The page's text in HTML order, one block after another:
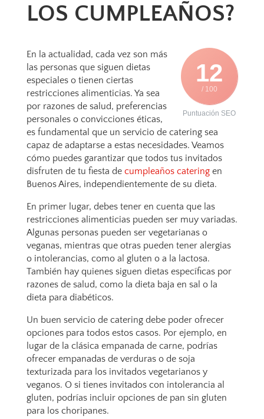
LOS CUMPLEAÑOS?
12
/ 100
Puntuación SEO
En la actualidad, cada vez son más
las personas que siguen dietas
especiales o tienen ciertas
restricciones alimenticias. Ya sea
por razones de salud, preferencias
personales o convicciones éticas,
es fundamental que un servicio de catering sea
capaz de adaptarse a estas necesidades. Veamos
cómo puedes garantizar que todos tus invitados
disfruten de tu fiesta de cumpleaños cateringen
Buenos Aires, independientemente de su dieta.
En primer lugar, debes tener en cuenta que las
restricciones alimenticias pueden ser muy variadas.
Algunas personas pueden ser vegetarianas o
veganas, mientras que otras pueden tener alergias
o intolerancias, como al gluten o a la lactosa.
También hay quienes siguen dietas específicas por
razones de salud, como la dieta baja en sal o la
dieta para diabéticos.
Un buen servicio de catering debe poder ofrecer
opciones para todos estos casos. Por ejemplo, en
lugar de la clásica empanada de carne, podrías
ofrecer empanadas de verduras o de soja
texturizada para los invitados vegetarianos y
veganos. O si tienes invitados con intolerancia al
gluten, podrías incluir opciones de pan sin gluten
para los choripanes.